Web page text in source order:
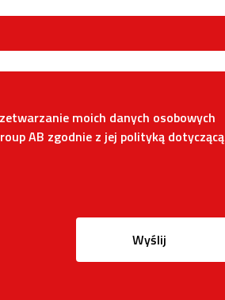
moich danych osobowych
AB zgodnie z jej polityką dotyczącą
Wyślij